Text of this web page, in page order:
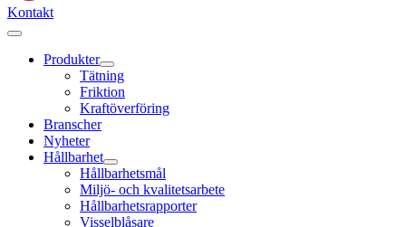
Kontakt
Produkter
Tätning
Friktion
Kraftöverföring
Branscher
Nyheter
Hållbarhet
Hållbarhetsmål
Miljö- och kvalitetsarbete
Hållbarhetsrapporter
Visselblåsare